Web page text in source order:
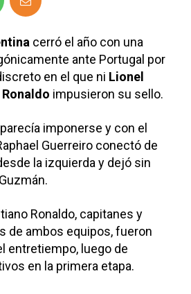
cerró el año con una
ante Portugal por
en el que ni Lionel
impusieron su sello.
imponerse y con el
Guerreiro conectó de
la izquierda y dejó sin
Ronaldo, capitanes y
de ambos equipos, fueron
entretiempo, luego de
en la primera etapa.